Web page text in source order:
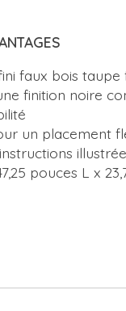
faux bois
finition noire
un placement
pouces L x